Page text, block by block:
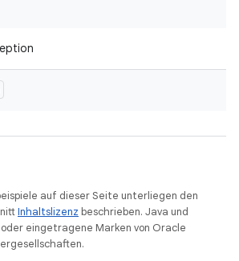
auf dieser Seite unterliegen den
Inhaltslizenz beschrieben. Java und
eingetragene Marken von Oracle